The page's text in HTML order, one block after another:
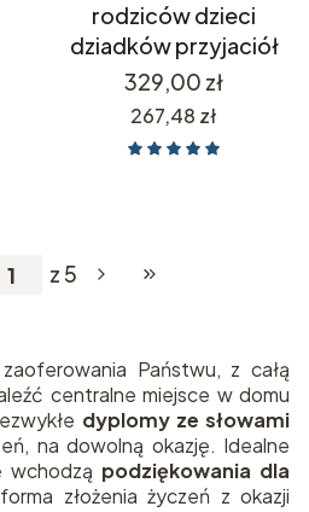
rodziców dzieci
dziadków przyjaciół
Cena
329,00 zł
Cena
267,48 zł
z 5 Przejdź do
Państwu, z całą
centralne miejsce w domu
dyplomy ze słowami
na dowolną okazję. Idealne
wchodzą podziękowania dla
złożenia życzeń z okazji